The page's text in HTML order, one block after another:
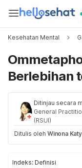
Kesehatan Mental
Berlebihan
Ditinjau secara
General
(RSUI)
Ditulis oleh Winona
Indeks: Definisi